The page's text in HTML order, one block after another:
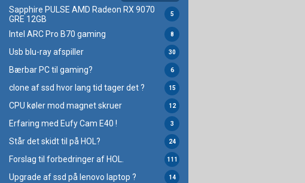
Sapphire PULSE AMD Radeon RX 9070
GRE 12GB
5
Intel ARC Pro B70 gaming 8
Usb blu-ray afspiller 30
Bærbar PC til gaming? 6
clone af ssd hvor lang tid tager det ? 15
CPU køler mod magnet skruer 12
Erfaring med Eufy Cam E40 ! 3
Står det skidt til på HOL? 24
Forslag til forbedringer af HOL. 111
Upgrade af ssd på lenovo laptop ? 14